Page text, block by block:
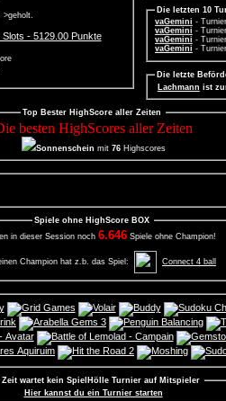
Sonnenschein ,
Sonnenschein,
Sonnenschein,
Die letzten 10
vaGemini -
vaGemini -
vaGemini -
vaGemini -
Die letzte
Lachmann ist
Top Bester HighScore aller Zeiten
besten HighScores aller Zeiten
Sonnenschein mit 76Highscores
Spiele ohne HighScore BOX
in dieser Session noch 6.646 Spiele ohne Champion!
Champion hat z.b. das Spiel: Connect 4 ball
Zeit wartet kein SpielHölle Turnier auf Mitspieler
Hier kannst du ein Turnier starten